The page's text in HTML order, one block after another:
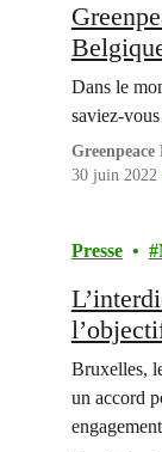
Dans le
saviez-
Greenpeace
30 juin 2022
Presse
Bruxelles,
un accord